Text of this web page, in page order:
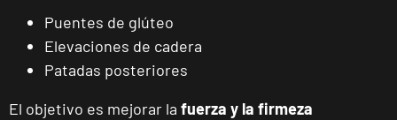
Puentes de glúteo
Elevaciones de cadera
Patadas posteriores
El objetivo es mejorar la fuerza y la firmeza